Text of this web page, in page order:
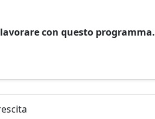
con questo programma.